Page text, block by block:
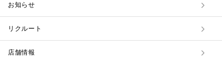
お知らせ
リクルート
店舗情報